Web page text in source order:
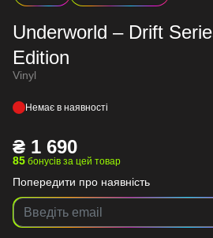
Underworld – Drift
Edition
Vinyl
Немає в наявності
₴ 1 690
85 бонусів за цей товар
Попередити про наявність